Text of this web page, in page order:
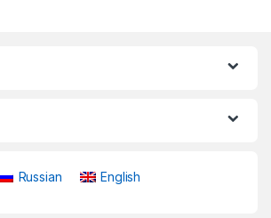
Russian English